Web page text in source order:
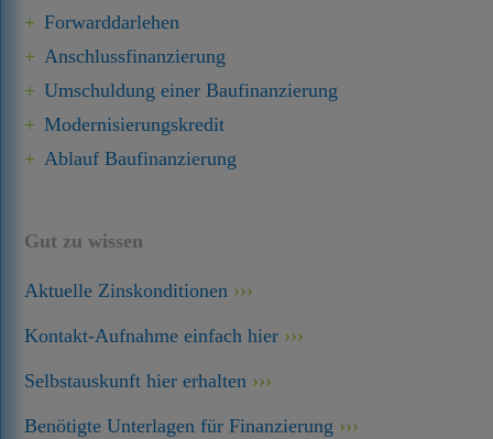
Forward­darlehen
Anschluss­finanzierung
Umschuldung einer Baufinanzierung
Modernisierungskredit
Ablauf Baufinanzierung
Gut zu wissen
Aktuelle Zinskonditionen
Kontakt-Aufnahme einfach hier
Selbstauskunft hier erhalten
Benötigte Unterlagen für Finanzierung